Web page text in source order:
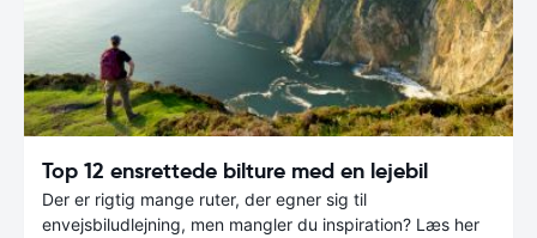
Top 12 ensrettede bilture med en lejebil
Der er rigtig mange ruter, der egner sig til
envejsbiludlejning, men mangler du inspiration? Læs her